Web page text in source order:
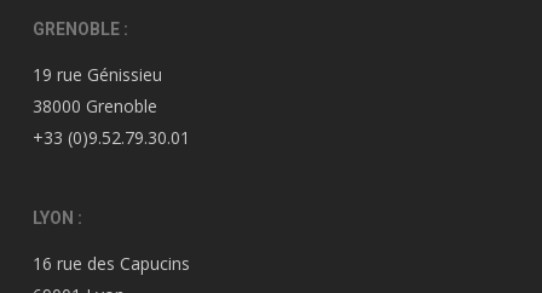
GRENOBLE :
19 rue Génissieu
38000 Grenoble
+33 (0)9.52.79.30.01
LYON :
16 rue des Capucins